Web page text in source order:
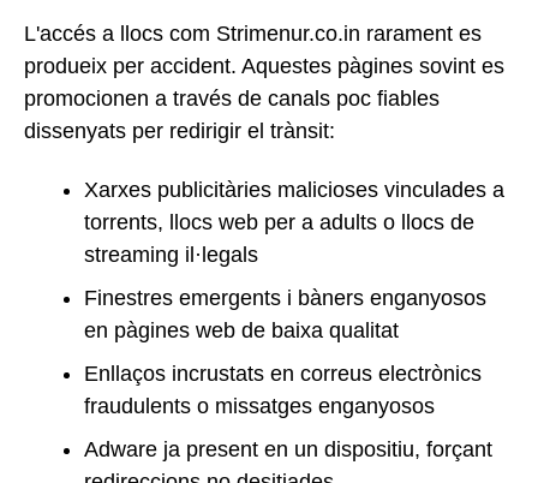
L'accés a llocs com Strimenur.co.in rarament es
produeix per accident. Aquestes pàgines sovint es
promocionen a través de canals poc fiables
dissenyats per redirigir el trànsit:
Xarxes publicitàries malicioses vinculades a
torrents, llocs web per a adults o llocs de
streaming il·legals
Finestres emergents i bàners enganyosos
en pàgines web de baixa qualitat
Enllaços incrustats en correus electrònics
fraudulents o missatges enganyosos
Adware ja present en un dispositiu, forçant